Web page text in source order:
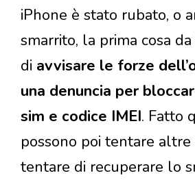
iPhone è stato rubato, o
smarrito, la prima cosa
di avvisare le forze
una denuncia per
sim e codice IMEI. Fatto
possono poi tentare
tentare di recuperare lo